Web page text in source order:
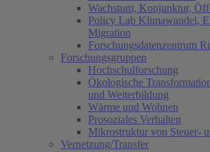
Wachstum, Konjunktur,
Policy Lab Klimawandel,
Migration
Forschungsdatenzentrum
Forschungsgruppen
Hochschulforschung
Ökologische
und Weiterbildung
Wärme und Wohnen
Prosoziales Verhalten
Mikrostruktur von Steuer-
Vernetzung/Transfer